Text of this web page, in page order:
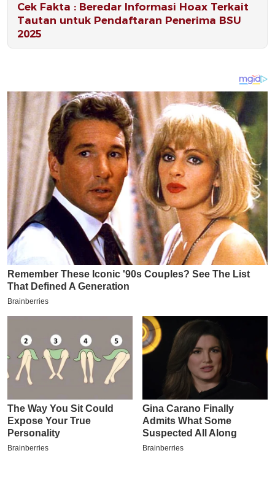
Cek Fakta : Beredar Informasi Hoax Terkait
Tautan untuk Pendaftaran Penerima BSU
2025